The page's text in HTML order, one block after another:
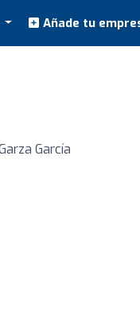
Añade tu
García